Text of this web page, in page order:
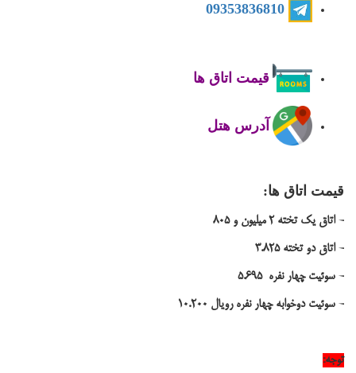
09353836810
قیمت اتاق ها
آدرس هتل
قیمت اتاق ها:
- اتاق یک تخته 2 میلیون و 805
-اتاق دو تخته 3.825
-سوئیت چهار نفره5.695
-سوئیت دوخوابه چهار نفره رویال 10.200
توجه: